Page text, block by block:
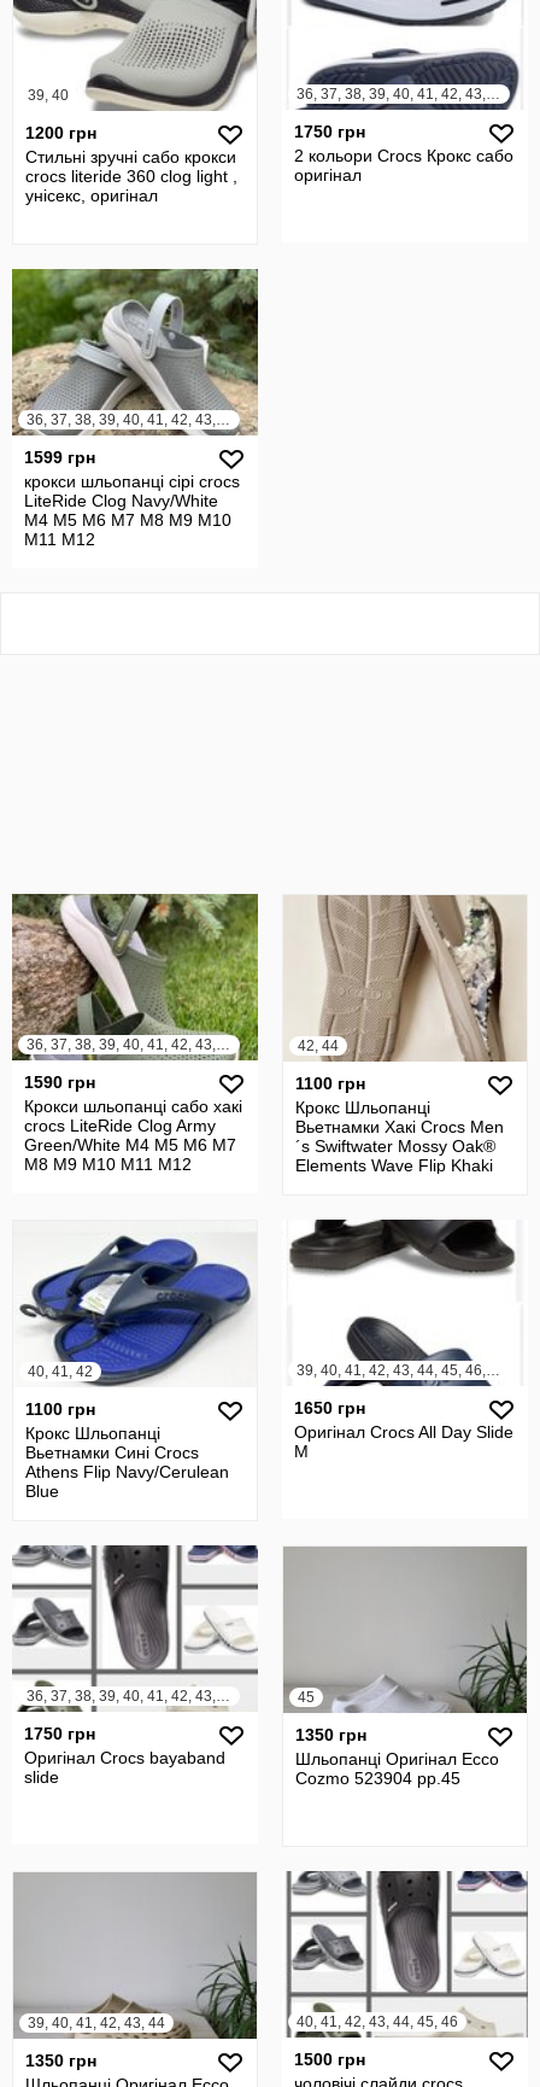
39, 40
1200 грн
Стильні зручні сабо крокси
crocs literide 360 clog light ,
унісекс, оригінал
36, 37, 38, 39, 40, 41, 42, 43, 44, 45, 46, 47
1750 грн
2 кольори Crocs Крокс сабо
оригінал
36, 37, 38, 39, 40, 41, 42, 43, 44, 45
1599 грн
крокси шльопанці сірі crocs
LiteRide Clog Navy/White
M4 M5 M6 M7 M8 M9 M10
M11 M12
36, 37, 38, 39, 40, 41, 42, 43, 44, 45
1590 грн
Крокси шльопанці сабо хакі
crocs LiteRide Clog Army
Green/White M4 M5 M6 M7
M8 M9 M10 M11 M12
42, 44
1100 грн
Крокс Шльопанці
Вьетнамки Хакі Crocs Men
´s Swiftwater Mossy Oak®
Elements Wave Flip Khaki
40, 41, 42
1100 грн
Крокс Шльопанці
Вьетнамки Сині Crocs
Athens Flip Navy/Cerulean
Blue
39, 40, 41, 42, 43, 44, 45, 46, 47, 48, 49, 50
1650 грн
Оригінал Crocs All Day Slide
M
36, 37, 38, 39, 40, 41, 42, 43, 44, 45, 46, 47, 48
1750 грн
Оригінал Crocs bayaband
slide
45
1350 грн
Шльопанці Оригінал Ecco
Cozmo 523904 рр.45
39, 40, 41, 42, 43, 44
1350 грн
40, 41, 42, 43, 44, 45, 46
1500 грн